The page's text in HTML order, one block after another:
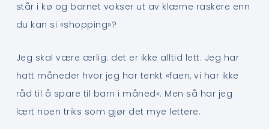
står i kø og barnet vokser ut av klærne raskere enn
du kan si «shopping»?
Jeg skal være ærlig: det er ikke alltid lett. Jeg har
hatt måneder hvor jeg har tenkt «faen, vi har ikke
råd til å spare til barn i måned». Men så har jeg
lært noen triks som gjør det mye lettere.